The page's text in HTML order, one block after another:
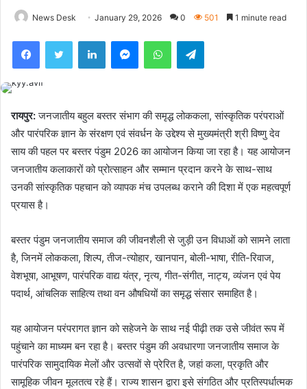
News Desk January 29, 2026 0 501 1 minute read
रायपुर:जनजातीय बहुल बस्तर संभाग की समृद्ध लोककला, सांस्कृतिक परंपराओं
और पारंपरिक ज्ञान के संरक्षण एवं संवर्धन के उद्देश्य से मुख्यमंत्री श्री विष्णु देव
साय की पहल पर बस्तर पंडुम 2026 का आयोजन किया जा रहा है। यह आयोजन
जनजातीय कलाकारों को प्रोत्साहन और सम्मान प्रदान करने के साथ-साथ
उनकी सांस्कृतिक पहचान को व्यापक मंच उपलब्ध कराने की दिशा में एक महत्वपूर्ण
प्रयास है।
बस्तर पंडुम जनजातीय समाज की जीवनशैली से जुड़ी उन विधाओं को सामने लाता
है, जिनमें लोककला, शिल्प, तीज-त्योहार, खानपान, बोली-भाषा, रीति-रिवाज,
वेशभूषा, आभूषण, पारंपरिक वाद्य यंत्र, नृत्य, गीत-संगीत, नाट्य, व्यंजन एवं पेय
पदार्थ, आंचलिक साहित्य तथा वन औषधियों का समृद्ध संसार समाहित है।
यह आयोजन परंपरागत ज्ञान को सहेजने के साथ नई पीढ़ी तक उसे जीवंत रूप में
पहुंचाने का माध्यम बन रहा है। बस्तर पंडुम की अवधारणा जनजातीय समाज के
पारंपरिक सामुदायिक मेलों और उत्सवों से प्रेरित है, जहां कला, प्रकृति और
सामूहिक जीवन मूलतत्व रहे हैं। राज्य शासन द्वारा इसे संगठित और प्रतिस्पर्धात्मक